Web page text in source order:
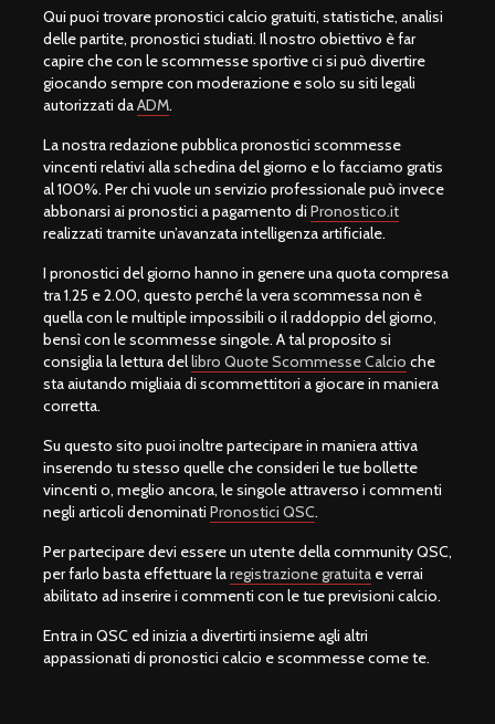
Qui puoi trovare pronostici calcio gratuiti, statistiche, analisi
delle partite, pronostici studiati. Il nostro obiettivo è far
capire che con le scommesse sportive ci si può divertire
giocando sempre con moderazione e solo su siti legali
autorizzati daADM.
La nostra redazione pubblica pronostici scommesse
vincenti relativi alla schedina del giorno e lo facciamo gratis
al 100%. Per chi vuole un servizio professionale può invece
abbonarsi ai pronostici a pagamento di Pronostico.it
realizzati tramite un’avanzata intelligenza artificiale.
I pronostici del giorno hanno in genere una quota compresa
tra 1.25 e 2.00, questo perché la vera scommessa non è
quella con le multiple impossibili o il raddoppio del giorno,
bensì con le scommesse singole. A tal proposito si
consiglia la lettura dellibro Quote Scommesse Calcio che
sta aiutando migliaia di scommettitori a giocare in maniera
corretta.
Su questo sito puoi inoltre partecipare in maniera attiva
inserendo tu stesso quelle che consideri le tue bollette
vincenti o, meglio ancora, le singole attraverso i commenti
negli articoli denominati Pronostici QSC.
Per partecipare devi essere un utente della community QSC,
per farlo basta effettuare laregistrazione gratuita e verrai
abilitato ad inserire i commenti con le tue previsioni calcio.
Entra in QSC ed inizia a divertirti insieme agli altri
appassionati di pronostici calcio e scommesse come te.